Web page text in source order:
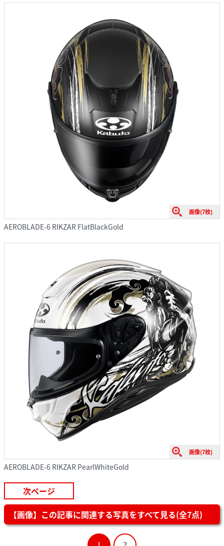
画像(7枚)
AEROBLADE-6 RIKZAR FlatBlackGold
画像(7枚)
AEROBLADE-6 RIKZAR PearlWhiteGold
次ページ
【画像】この記事に関連する写真をすべて見る(全7点)